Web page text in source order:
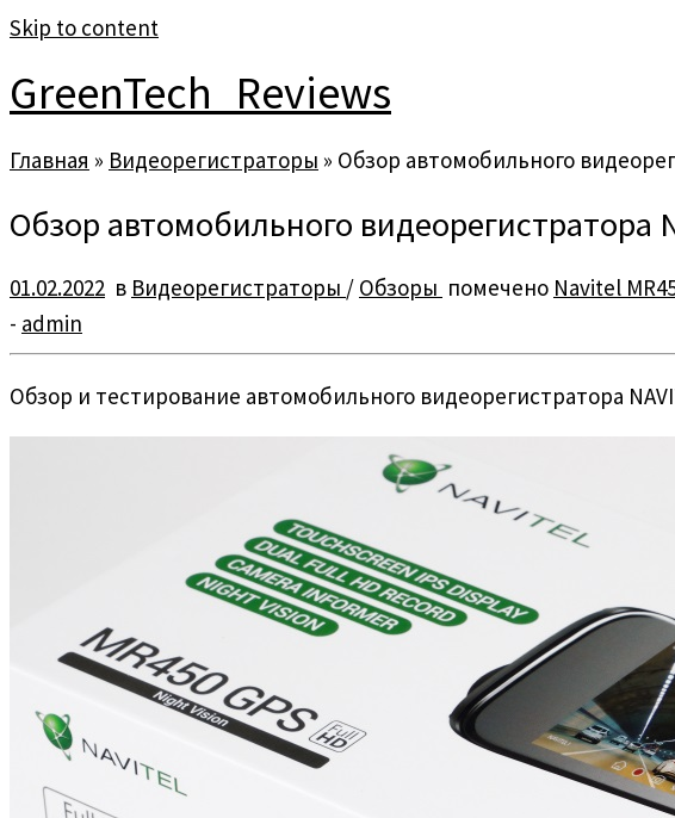
Skip to content
GreenTech_Reviews
Главная » Видеорегистраторы » Обзор автомобильного
Обзор автомобильного видеорегистратора
01.02.2022 в Видеорегистраторы / Обзоры помечено Navitel
- admin
Обзор и тестирование автомобильного видеорегистратора